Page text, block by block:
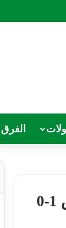
الفرق